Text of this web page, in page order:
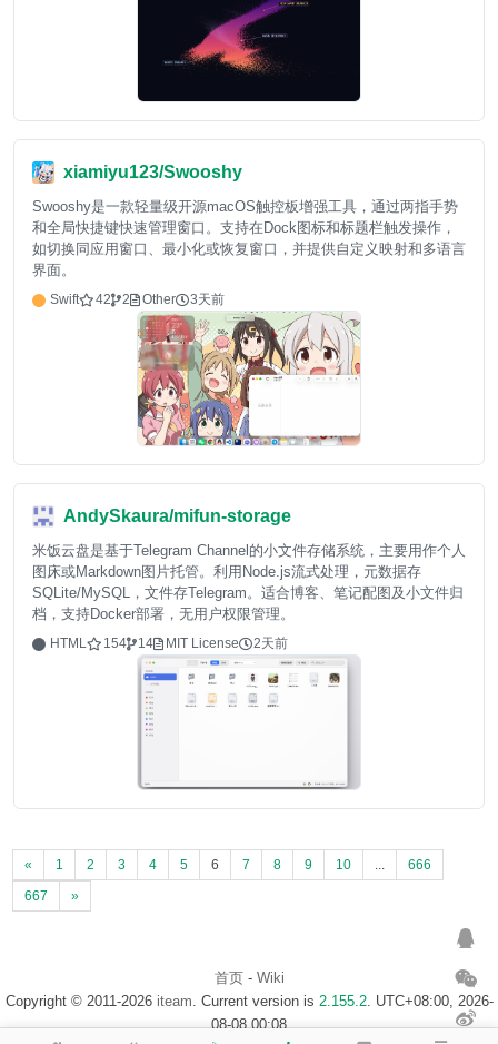
xiamiyu123/Swooshy
Swooshy是一款轻量级开源macOS触控板增强工具，通过两指手势
和全局快捷键快速管理窗口。支持在Dock图标和标题栏触发操作，
如切换同应用窗口、最小化或恢复窗口，并提供自定义映射和多语言
界面。
Swift 42 2 Other 3天前
AndySkaura/mifun-storage
米饭云盘是基于Telegram Channel的小文件存储系统，主要用作个人
图床或Markdown图片托管。利用Node.js流式处理，元数据存
SQLite/MySQL，文件存Telegram。适合博客、笔记配图及小文件归
档，支持Docker部署，无用户权限管理。
HTML 154 14 MIT License 2天前
« 1 2 3 4 5 6 7 8 9 10 ...
666
667
»
首页- Wiki
Copyright © 2011-2026 iteam . Current version is 2.155.2. UTC+08:00, 2026-
08-08 00:08